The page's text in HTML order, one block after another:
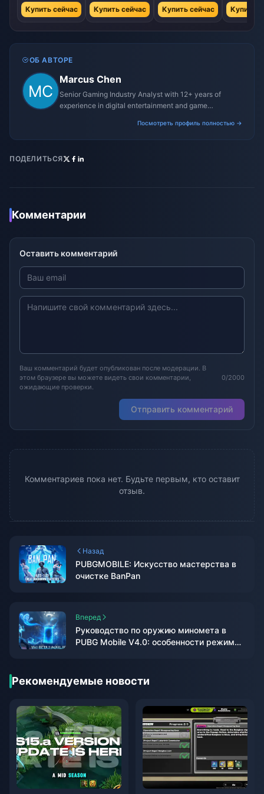
Купить сейчас Купить сейчас Купить сейчас Купить
ОБ АВТОРЕ
Marcus Chen
Senior Gaming Industry Analyst with 12+ years of
experience in digital entertainment and game
Посмотреть профиль полностью →
ПОДЕЛИТЬСЯ
Комментарии
Оставить комментарий
Ваш комментарий будет опубликован после модерации. В
этом браузере вы можете видеть свои комментарии,
ожидающие проверки.
0/2000
Отправить комментарий
Комментариев пока нет. Будьте первым, кто оставит
отзыв.
Назад
PUBGMOBILE: Искусство мастерства в
очистке BanPan
Вперед
Руководство по оружию миномета в
PUBG Mobile V4.0: особенности режима
Рекомендуемые новости